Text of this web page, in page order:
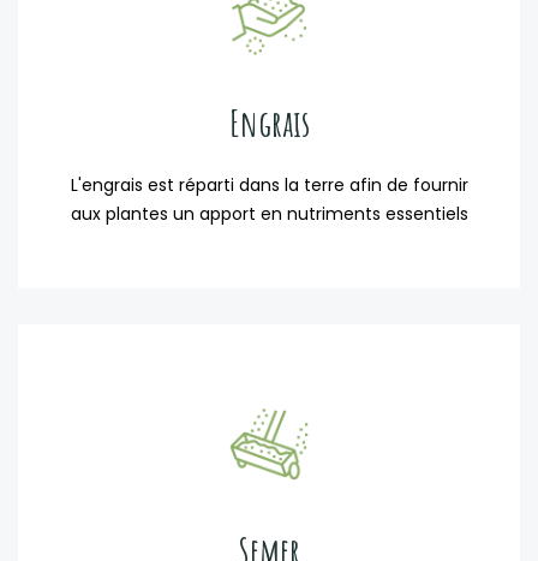
Engrais
L'engrais est réparti dans la terre afin de fournir
aux plantes un apport en nutriments essentiels
Semer